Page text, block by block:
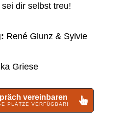
dir selbst treu!
René Glunz & Sylvie
Griese
vereinbaren
PLÄTZE VERFÜGBAR!